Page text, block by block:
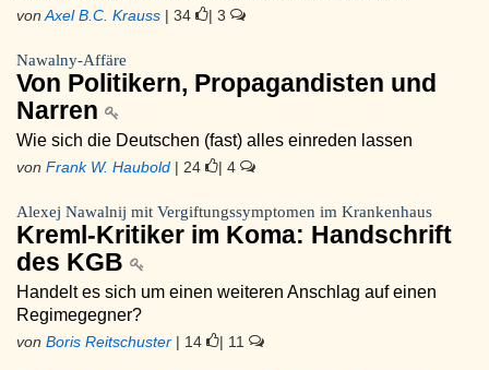
von Axel B.C. Krauss | 34 | 3
Nawalny-Affäre
Von Politikern, Propagandisten und
Narren
Wie sich die Deutschen (fast) alles einreden lassen
von Frank W. Haubold | 24 | 4
Alexej Nawalnij mit Vergiftungssymptomen im Krankenhaus
Kreml-Kritiker im Koma: Handschrift
des KGB
Handelt es sich um einen weiteren Anschlag auf einen
Regimegegner?
von Boris Reitschuster | 14 | 11